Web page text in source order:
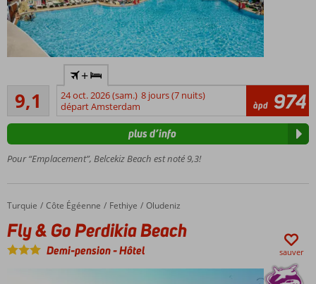
Charmant
étoiles
Note
client
jardin
9,1Excellente
38
commentaires
+
24 oct. 2026 (sam.) 8 jours (7 nuits)
départ Amsterdam
àpd 974
Pour “Emplacement”, Belcekiz Beach est noté 9,3!
plus d’info
Accueil
Turquie Côte Égéenne Fethiye Oludeniz
Fly & Go Perdikia Beach
Fly & Go Perdikia Beach
Demi-pension-Hôtel sauver